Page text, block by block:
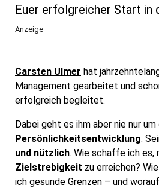
Euer erfolgreicher Start in
Anzeige
Carsten Ulmer hat
Management gearbeitet und
erfolgreich begleitet.
Dabei geht es ihm aber nie nur
Persönlichkeitsentwicklung.
und nützlich. Wie schaffe ich es,
Zielstrebigkeit zu erreichen?
ich gesunde Grenzen – und